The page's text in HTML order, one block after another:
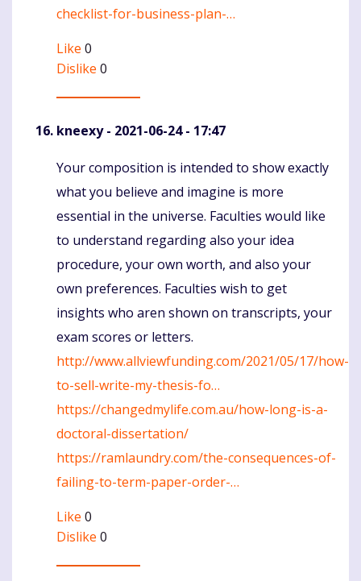
checklist-for-business-plan-…
Like 0
Dislike 0
kneexy- 2021-06-24 - 17:47
Komentaras
Your composition is intended to show exactly
what you believe and imagine is more
essential in the universe. Faculties would like
to understand regarding also your idea
procedure, your own worth, and also your
own preferences. Faculties wish to get
insights who aren shown on transcripts, your
exam scores or letters.
http://www.allviewfunding.com/2021/05/17/how-
to-sell-write-my-thesis-fo…
https://changedmylife.com.au/how-long-is-a-
doctoral-dissertation/
https://ramlaundry.com/the-consequences-of-
failing-to-term-paper-order-…
Like 0
Dislike 0